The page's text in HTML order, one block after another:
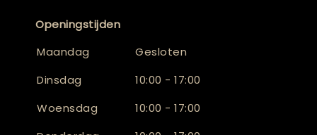
Openingstijden
Maandag
Gesloten
Dinsdag
10:00 - 17:00
Woensdag
10:00 - 17:00